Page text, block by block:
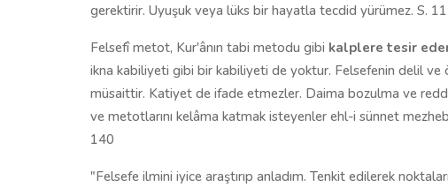
gerektirir. Uyuşuk veya lüks bir hayatla tecdid yürümez. S.
Felsefî metot, Kur'ânın tabi metodu gibi kalplere tesir
ikna kabiliyeti gibi bir kabiliyeti de yoktur. Felsefenin delil ve
müsaittir. Katiyet de ifade etmezler. Daima bozulma ve
ve metotlarını kelâma katmak isteyenler ehl-i sünnet
140
"Felsefe ilmini iyice araştırıp anladım. Tenkit edilerek